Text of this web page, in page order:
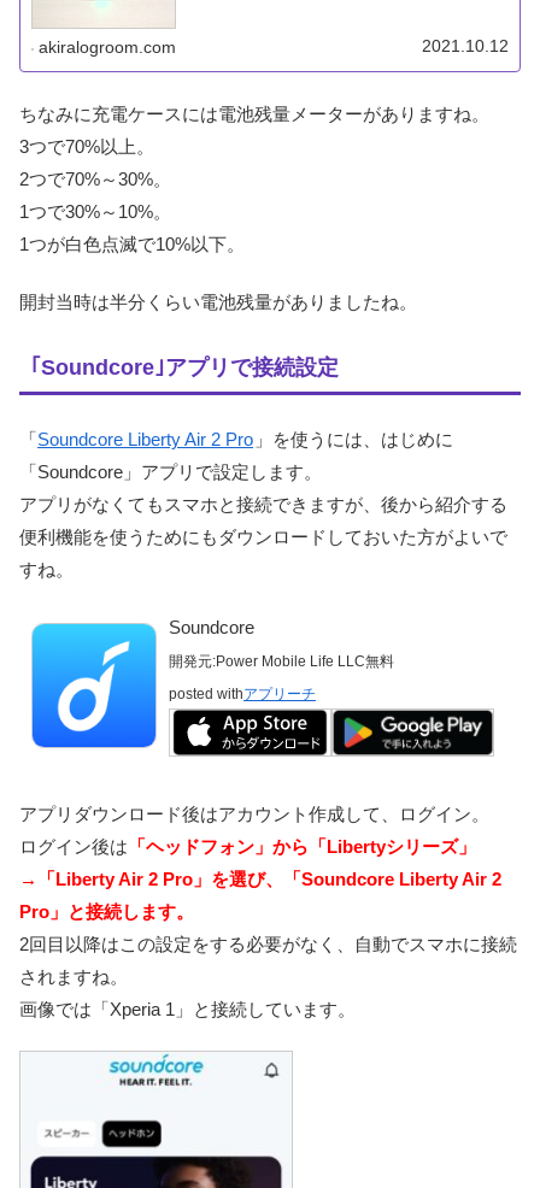
akiralogroom.com 2021.10.12
ちなみに充電ケースには電池残量メーターがありますね。
3つで70%以上。
2つで70%～30%。
1つで30%～10%。
1つが白色点滅で10%以下。
開封当時は半分くらい電池残量がありましたね。
｢Soundcore｣アプリで接続設定
「Soundcore Liberty Air 2 Pro 」を使うには、はじめに
「Soundcore」アプリで設定します。
アプリがなくてもスマホと接続できますが、後から紹介する
便利機能を使うためにもダウンロードしておいた方がよいで
すね。
Soundcore
開発元:Power Mobile Life LLC無料
posted withアプリーチ
アプリダウンロード後はアカウント作成して、ログイン。
ログイン後は 「ヘッドフォン」から「Libertyシリーズ」
→「Liberty Air 2 Pro」を選び、「Soundcore Liberty Air 2
Pro」と接続します。
2回目以降はこの設定をする必要がなく、自動でスマホに接続
されますね。
画像では「Xperia 1」と接続しています。